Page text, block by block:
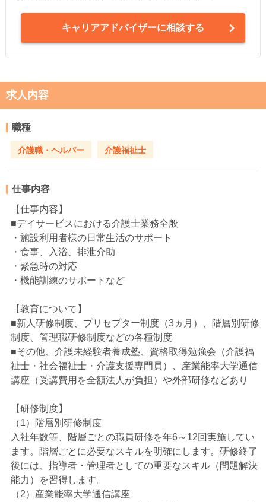
キャリアアドバイザーに相談する
求人内容
職種
介護職・ヘルパー 介護福祉士
仕事内容
【仕事内容】
■デイサービスにおける介護士業務全般
・施設利用者様の日常生活のサポート
・食事、入浴、排泄介助
・緊急時の対応
・機能訓練のサポートなど
【教育について】
■新人研修制度、プリセプター制度（3ヵ月）、階層別研修
制度、管理職研修制度などの各種制度
■その他、介護未経験者養成塾、資格取得勉強会（介護福
祉士・社会福祉士・介護支援専門員）、産業能率大学通信
講座（受講費用を全額法人が負担）や外部研修などあり
【研修制度】
（1）階層別研修制度
入社年数等、階層ごとの職員研修を年6～12回実施してい
ます。階層ごとに必要なスキルを明確にします。研修終了
後には、指導者・管理者としての重要なスキル（問題解決
能力）を習得します。
（2）産業能率大学通信講座